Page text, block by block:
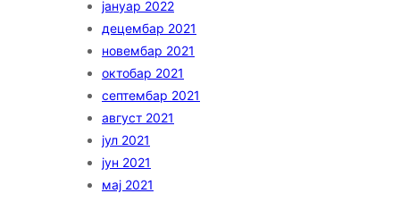
јануар 2022
децембар 2021
новембар 2021
октобар 2021
септембар 2021
август 2021
јул 2021
јун 2021
мај 2021